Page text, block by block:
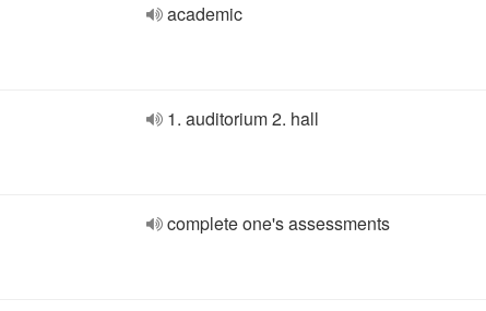
academic
1. auditorium 2. hall
complete one's assessments